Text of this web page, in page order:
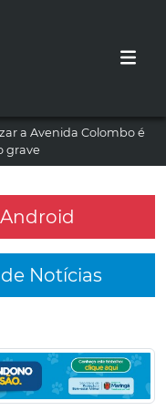
a Avenida Colombo é
grave
Notícias